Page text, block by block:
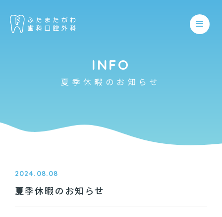
保存歯科
院内紹介
初めての方
INFO
夏季休暇のお知らせ
2024.08.08
夏季休暇のお知らせ